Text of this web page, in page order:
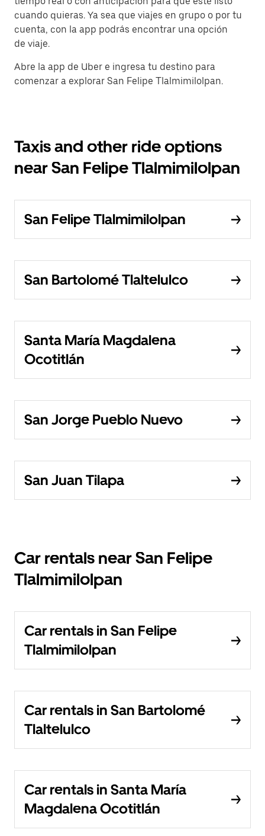
cuando quieras. Ya sea que viajes en grupo o por tu
cuenta, con la app podrás encontrar una opción
de viaje.
Abre la app de Uber e ingresa tu destino para
comenzar a explorar San Felipe Tlalmimilolpan.
Taxis and other ride options
near San Felipe Tlalmimilolpan
San Felipe Tlalmimilolpan
San Bartolomé Tlaltelulco
Santa María Magdalena
Ocotitlán
San Jorge Pueblo Nuevo
San Juan Tilapa
Car rentals near San Felipe
Tlalmimilolpan
Car rentals in San Felipe
Tlalmimilolpan
Car rentals in San Bartolomé
Tlaltelulco
Car rentals in Santa María
Magdalena Ocotitlán